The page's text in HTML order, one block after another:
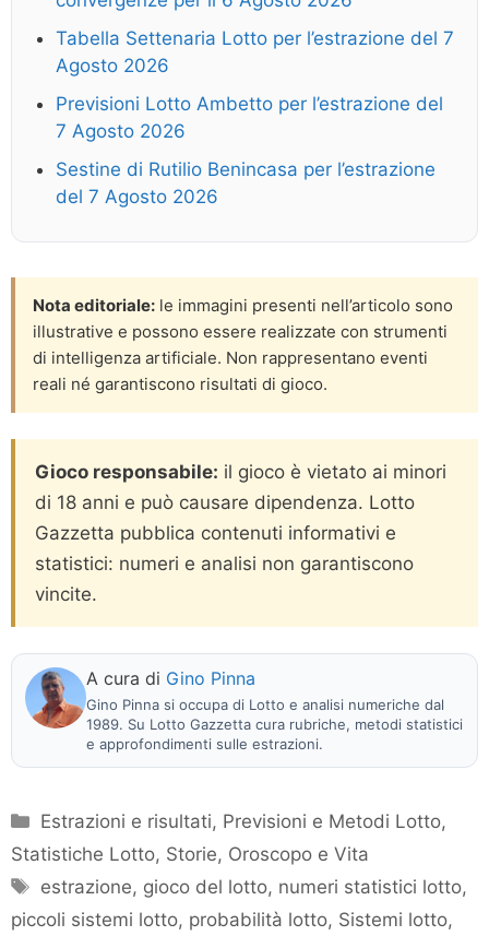
Tabella Settenaria Lotto per l’estrazione del 7
Agosto 2026
Previsioni Lotto Ambetto per l’estrazione del
7 Agosto 2026
Sestine di Rutilio Benincasa per l’estrazione
del 7 Agosto 2026
Nota editoriale: le immagini presenti nell’articolo sono
illustrative e possono essere realizzate con strumenti
di intelligenza artificiale. Non rappresentano eventi
reali né garantiscono risultati di gioco.
Gioco responsabile: il gioco è vietato ai minori
di 18 anni e può causare dipendenza. Lotto
Gazzetta pubblica contenuti informativi e
statistici: numeri e analisi non garantiscono
vincite.
A cura di Gino Pinna
Gino Pinna si occupa di Lotto e analisi numeriche dal
1989. Su Lotto Gazzetta cura rubriche, metodi statistici
e approfondimenti sulle estrazioni.
Categorie
Estrazioni e risultati, Previsioni e Metodi Lotto,
Statistiche Lotto, Storie, Oroscopo e Vita
Tag
estrazione, gioco del lotto, numeri statistici lotto,
piccoli sistemi lotto, probabilità lotto, Sistemi lotto,